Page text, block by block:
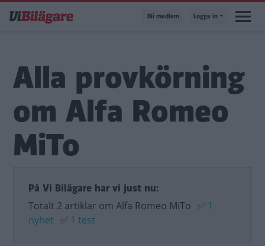
till
Bli medlem Logga in
Alla provkörning
om Alfa Romeo
MiTo
På Vi Bilägare har vi just nu:
Totalt 2 artiklar om Alfa Romeo MiTo ✅ 1
nyhet ✅ 1 test